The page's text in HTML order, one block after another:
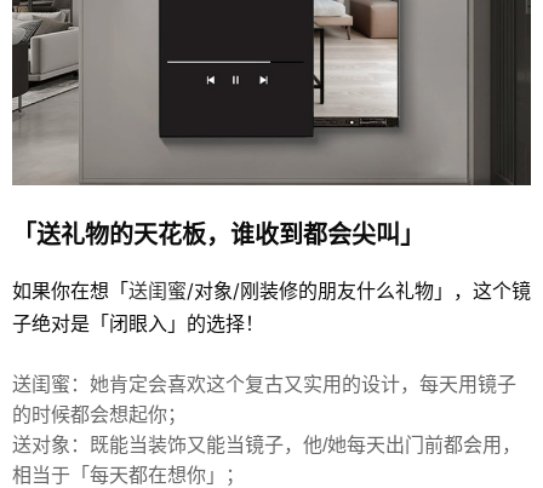
「送礼物的天花板，谁收到都会尖叫」
如果你在想「送闺蜜/对象/刚装修的朋友什么礼物」，这个镜
子绝对是「闭眼入」的选择！
送闺蜜：她肯定会喜欢这个复古又实用的设计，每天用镜子
的时候都会想起你；
送对象：既能当装饰又能当镜子，他/她每天出门前都会用，
相当于「每天都在想你」；